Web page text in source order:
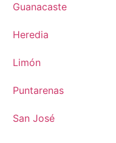
Guanacaste
Heredia
Limón
Puntarenas
San José